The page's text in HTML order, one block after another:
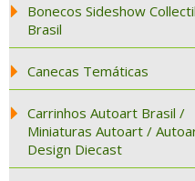
Bonecos Sideshow
Brasil
Canecas Temáticas
Carrinhos Autoart Brasil /
Miniaturas Autoart /
Design Diecast